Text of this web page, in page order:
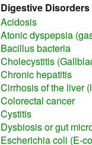
Digestive Disorders
Acidosis
Atonic dyspepsia
Bacillus bacteria
Cholecystitis
Chronic hepatitis
Cirrhosis of the liver
Colorectal cancer
Cystitis
Dysbiosis or gut
Escherichia coli (E-